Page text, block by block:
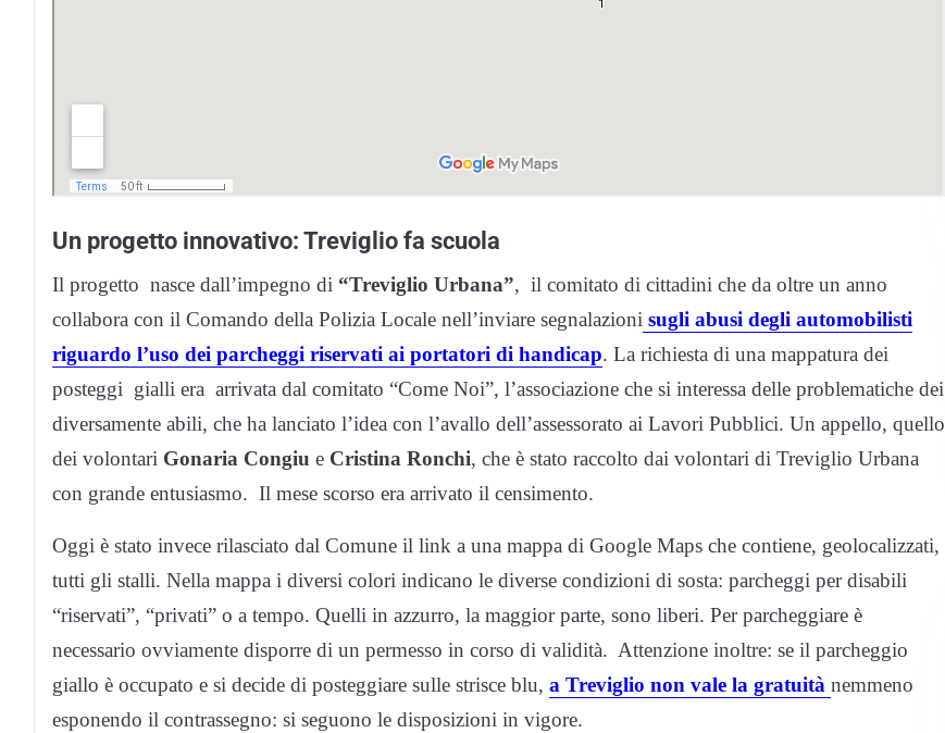
Un progetto innovativo: Treviglio fa scuola
Il progetto nasce dall’impegno di “Treviglio Urbana”, il comitato di cittadini che da oltre un anno
collabora con il Comando della Polizia Locale nell’inviare segnalazioni sugli abusi degli automobilisti
riguardo l’uso dei parcheggi riservati ai portatori di handicap. La richiesta di una mappatura dei
posteggi gialli era arrivata dal comitato “Come Noi”, l’associazione che si interessa delle problematiche dei
diversamente abili, che ha lanciato l’idea con l’avallo dell’assessorato ai Lavori Pubblici. Un appello, quello
dei volontari Gonaria Congiu e Cristina Ronchi, che è stato raccolto dai volontari di Treviglio Urbana
con grande entusiasmo. Il mese scorso era arrivato il censimento.
Oggi è stato invece rilasciato dal Comune il link a una mappa di Google Maps che contiene, geolocalizzati,
tutti gli stalli. Nella mappa i diversi colori indicano le diverse condizioni di sosta: parcheggi per disabili
“riservati”, “privati” o a tempo. Quelli in azzurro, la maggior parte, sono liberi. Per parcheggiare è
necessario ovviamente disporre di un permesso in corso di validità. Attenzione inoltre: se il parcheggio
giallo è occupato e si decide di posteggiare sulle strisce blu, a Treviglio non vale la gratuità nemmeno
esponendo il contrassegno: si seguono le disposizioni in vigore.